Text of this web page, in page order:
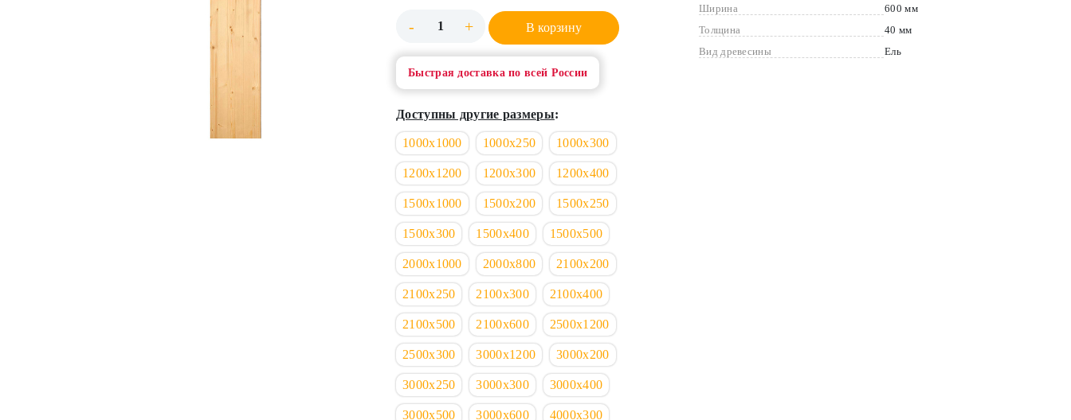
- + В корзину
Быстрая доставка по всей России
Доступны другие размеры:
1000х1000 1000х250 1000х300
1200х1200 1200х300 1200х400
1500х1000 1500х200 1500х250
1500х300 1500х400 1500х500
2000х1000 2000х800 2100х200
2100х250 2100х300 2100х400
2100х500 2100х600 2500х1200
2500х300 3000х1200 3000х200
3000х250 3000х300 3000х400
3000х500 3000х600 4000х300
Ширина
600 мм
Толщина
40 мм
Вид древесины
Ель